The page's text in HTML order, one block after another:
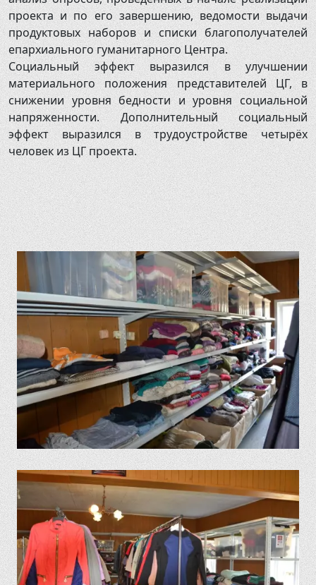
проекта и по его завершению, ведомости выдачи
продуктовых наборов и списки благополучателей
епархиального гуманитарного Центра.
Социальный эффект выразился в улучшении
материального положения представителей ЦГ, в
снижении уровня бедности и уровня социальной
напряженности. Дополнительный социальный
эффект выразился в трудоустройстве четырёх
человек из ЦГ проекта.